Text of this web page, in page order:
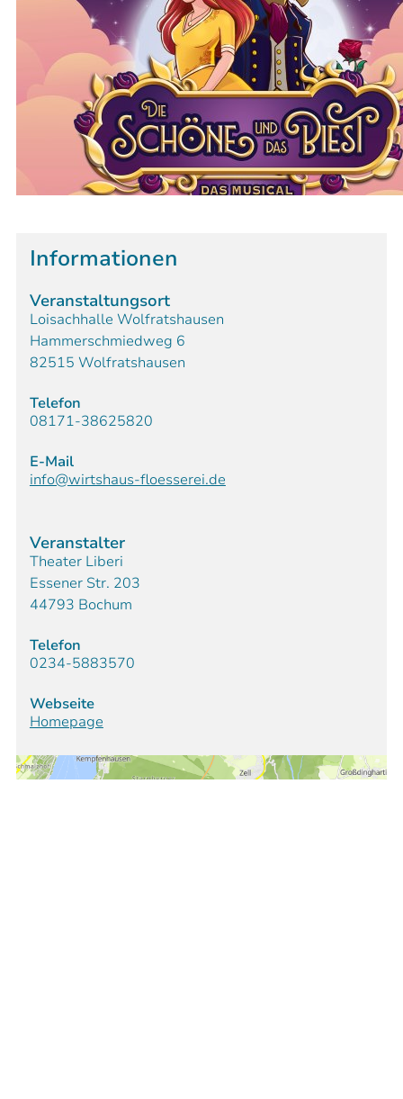
Informationen
Veranstaltungsort
Loisachhalle Wolfratshausen
Hammerschmiedweg 6
82515 Wolfratshausen
Telefon
08171-38625820
E-Mail
info@wirtshaus-floesserei.de
Veranstalter
Theater Liberi
Essener Str. 203
44793 Bochum
Telefon
0234-5883570
Webseite
Homepage